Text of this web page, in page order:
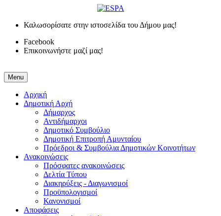
Καλωσορίσατε στην ιστοσελίδα του Δήμου μας!
Facebook
Επικοινωνήστε μαζί μας!
Menu
Αρχική
Δημοτική Αρχή
Δήμαρχος
Αντιδήμαρχοι
Δημοτικό Συμβούλιο
Δημοτική Επιτροπή Αμυνταίου
Πρόεδροι & Συμβούλια Δημοτικών Κοινοτήτων
Ανακοινώσεις
Πρόσφατες ανακοινώσεις
Δελτία Τύπου
Διακηρύξεις - Διαγωνισμοί
Προϋπολογισμοί
Κανονισμοί
Αποφάσεις